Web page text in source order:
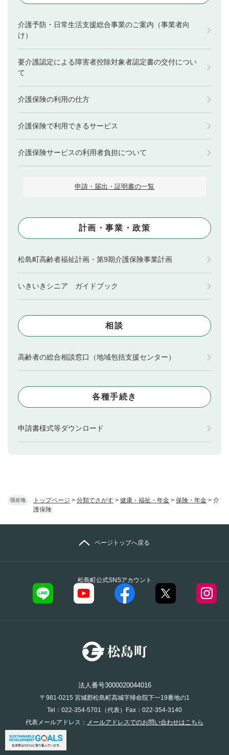
現在地 トップページ > 分類でさがす > 健康・福祉・年金 > 保険・年金 > 介
護保険
介護予防・日常生活支援総合事業のご案内（事業者向
け）
要介護認定による障害者控除対象者認定書の交付につい
て
介護保険の利用の仕方
介護保険で利用できるサービス
介護保険サービスの利用者負担について
申請・届出・証明書の一覧
計画・事業・政策
松島町高齢者福祉計画・第9期介護保険事業計画
いきいきシニア ガイドブック
相談
高齢者の総合相談窓口（地域包括支援センター）
各種手続き
申請書様式等ダウンロード
松島町公式SNSアカウント
ページトップへ戻る
法人番号3000020044016
〒981-0215 宮城郡松島町高城字帰命院下一19番地の1
Tel：022-354-5701（代表）Fax：022-354-3140
代表メールアドレス： メールアドレスでのお問い合わせはこちら